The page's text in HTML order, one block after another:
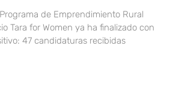
de Emprendimiento Rural
Tara for Women ya ha finalizado con
47 candidaturas recibidas